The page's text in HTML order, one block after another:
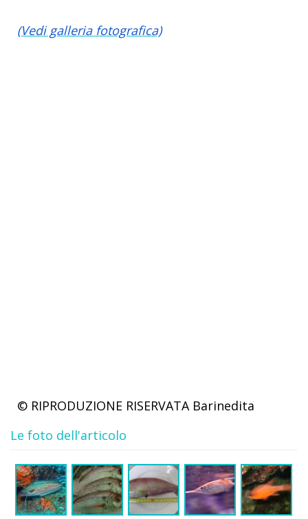
(Vedi galleria fotografica)
© RIPRODUZIONE RISERVATA Barinedita
Le foto dell'articolo